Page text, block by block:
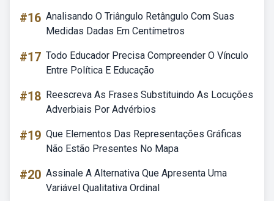
#16 Analisando O Triângulo Retângulo Com Suas
Medidas Dadas Em Centímetros
#17 Todo Educador Precisa Compreender O Vínculo
Entre Política E Educação
#18 Reescreva As Frases Substituindo As Locuções
Adverbiais Por Advérbios
#19 Que Elementos Das Representações Gráficas
Não Estão Presentes No Mapa
#20 Assinale A Alternativa Que Apresenta Uma
Variável Qualitativa Ordinal